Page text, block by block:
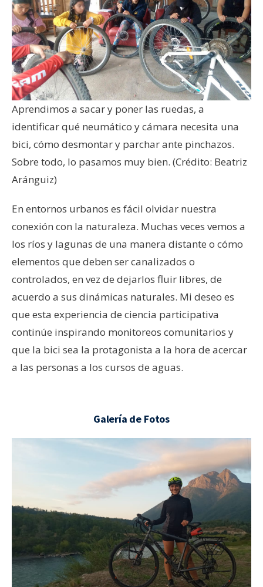
Aprendimos a sacar y poner las ruedas, a
identificar qué neumático y cámara necesita una
bici, cómo desmontar y parchar ante pinchazos.
Sobre todo, lo pasamos muy bien. (Crédito: Beatriz
Aránguiz)
En entornos urbanos es fácil olvidar nuestra
conexión con la naturaleza. Muchas veces vemos a
los ríos y lagunas de una manera distante o cómo
elementos que deben ser canalizados o
controlados, en vez de dejarlos fluir libres, de
acuerdo a sus dinámicas naturales. Mi deseo es
que esta experiencia de ciencia participativa
continúe inspirando monitoreos comunitarios y
que la bici sea la protagonista a la hora de acercar
a las personas a los cursos de aguas.
Galería de Fotos